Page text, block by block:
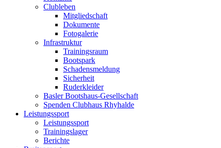
Clubleben
Mitgliedschaft
Dokumente
Fotogalerie
Infrastruktur
Trainingsraum
Bootspark
Schadensmeldung
Sicherheit
Ruderkleider
Basler Bootshaus-Gesellschaft
Spenden Clubhaus Rhyhalde
Leistungssport
Leistungssport
Trainingslager
Berichte